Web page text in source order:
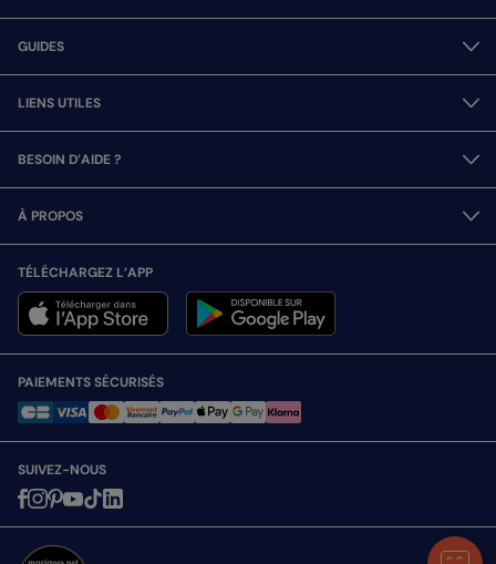
GUIDES
LIENS UTILES
BESOIN D’AIDE ?
À PROPOS
TÉLÉCHARGEZ L’APP
PAIEMENTS SÉCURISÉS
SUIVEZ-NOUS